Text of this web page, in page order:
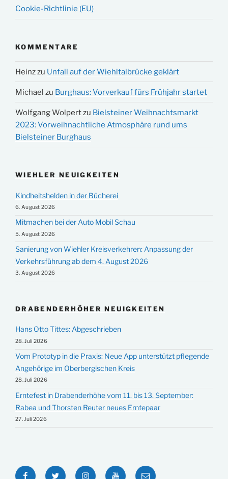
Cookie-Richtlinie (EU)
KOMMENTARE
Heinzzu Unfall auf der Wiehltalbrücke geklärt
Michael zu Burghaus: Vorverkauf fürs Frühjahr startet
Wolfgang Wolpertzu Bielsteiner Weihnachtsmarkt
2023: Vorweihnachtliche Atmosphäre rund ums
Bielsteiner Burghaus
WIEHLER NEUIGKEITEN
Kindheitshelden in der Bücherei
6. August 2026
Mitmachen bei der Auto Mobil Schau
5. August 2026
Sanierung von Wiehler Kreisverkehren: Anpassung der
Verkehrsführung ab dem 4. August 2026
3. August 2026
DRABENDERHÖHER NEUIGKEITEN
Hans Otto Tittes: Abgeschrieben
28. Juli 2026
Vom Prototyp in die Praxis: Neue App unterstützt pflegende
Angehörige im Oberbergischen Kreis
28. Juli 2026
Erntefest in Drabenderhöhe vom 11. bis 13. September:
Rabea und Thorsten Reuter neues Erntepaar
27. Juli 2026
FacebookTwitter InstagramYouTubeE-